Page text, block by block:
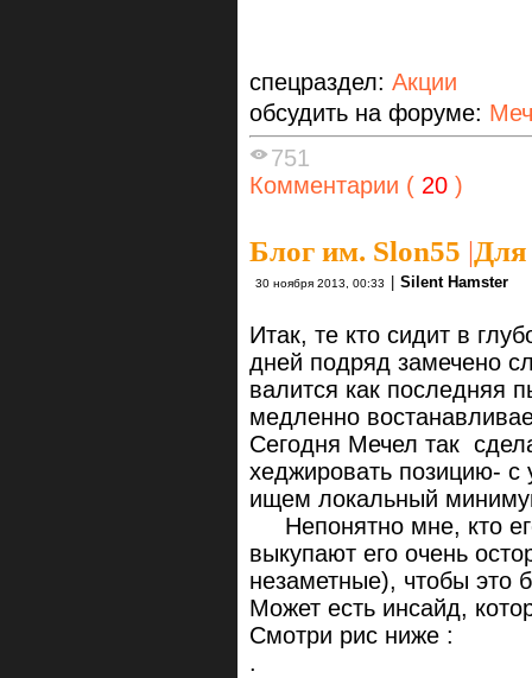
спецраздел: Акции
обсудить на форуме:
751
Комментарии ( 20 )
Блог им. Slon55 |Для
30 ноября 2013, 00:33 Silent Hamster
Итак, те кто сидит в
дней подряд замечено
валится как последняя
медленно
Сегодня Мечел так
хеджировать позицию- с
ищем локальный
Непонятно мне, кто
выкупают его очень
незаметные), чтобы это
Может есть инсайд,
Смотри рис ниже :
.